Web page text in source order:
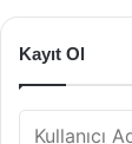
Kayıt Ol